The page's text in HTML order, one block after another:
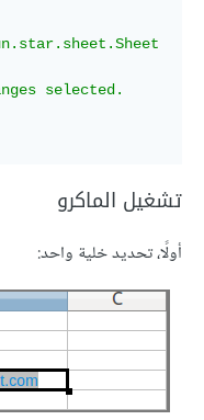
selected.
تشغيل الماكرو
أولًا، تحديد خلية واحد: